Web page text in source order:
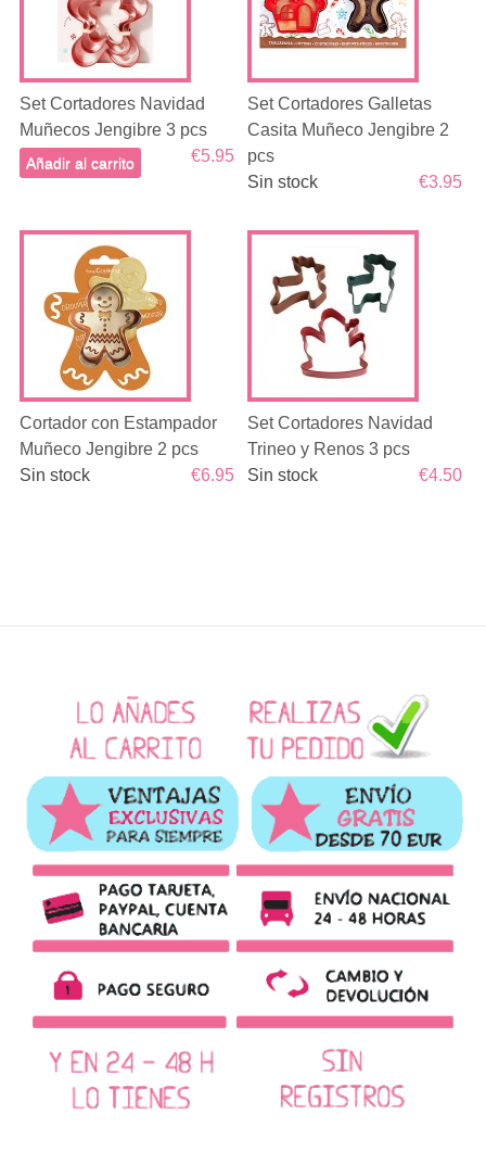
Set Cortadores Navidad
Muñecos Jengibre 3 pcs
€5.95
Añadir al carrito
Set Cortadores Galletas
Casita Muñeco Jengibre 2
pcs
€3.95
Sin stock
Cortador con Estampador
Muñeco Jengibre 2 pcs
€6.95
Sin stock
Set Cortadores Navidad
Trineo y Renos 3 pcs
€4.50
Sin stock